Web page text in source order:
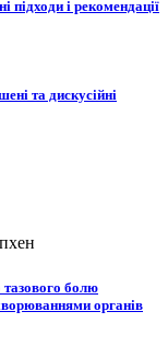
підходи і рекомендації
та дискусійні
тазового болю
органів